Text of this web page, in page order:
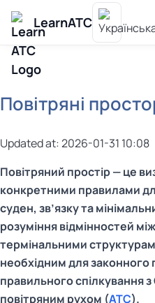
LearnATC
Повітряні
Updated at: 2026-01-31 10:08
Повітряний простір — це
конкретними правилами
суден, зв’язку та
розуміння відмінностей
термінальними
необхідним для законного
правильного спілкування
повітряним рухом (ATC).